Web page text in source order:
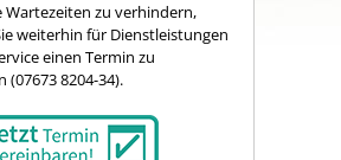
Wartezeiten zu verhindern,
weiterhin für Dienstleistungen
einen Termin zu
(07673 8204-34).